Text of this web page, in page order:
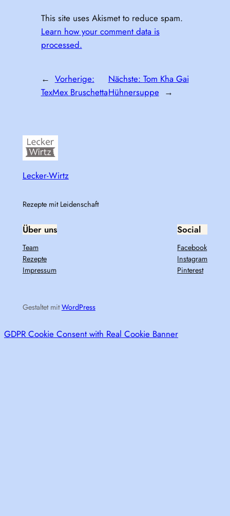
This site uses Akismet to reduce spam.
Learn how your comment data is
processed.
← Vorherige:
TexMex Bruschetta
Nächste: Tom Kha Gai
Hühnersuppe →
Lecker-Wirtz
Rezepte mit Leidenschaft
Über uns
Team
Rezepte
Impressum
Social
Facebook
Instagram
Pinterest
Gestaltet mitWordPress
GDPR Cookie Consent with Real Cookie Banner